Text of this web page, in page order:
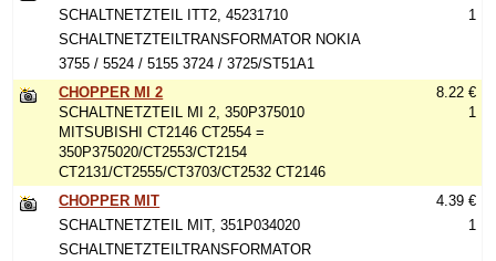
SCHALTNETZTEIL ITT2, 45231710
SCHALTNETZTEILTRANSFORMATOR NOKIA
3755 / 5524 / 5155 3724 / 3725/ST51A1
1
CHOPPER MI 2
SCHALTNETZTEIL MI 2, 350P375010
MITSUBISHI CT2146 CT2554 =
350P375020/CT2553/CT2154
CT2131/CT2555/CT3703/CT2532 CT2146
8.22 €
1
CHOPPER MIT
SCHALTNETZTEIL MIT, 351P034020
SCHALTNETZTEILTRANSFORMATOR
4.39 €
1